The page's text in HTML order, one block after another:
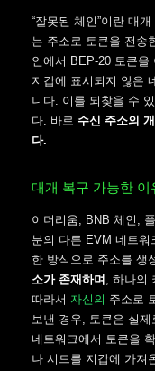
“잘못된 체인”이란 대
는 주소로 토큰을 전송
인에서 BEP-20 토큰을
지갑에 표시되지 않은
니다. 이를 되찾을 수
다. 바로 수신 주소의
다.
대개 복구 가능한 이
이더리움, BNB 체인,
분의 다른 EVM 네트워
한 방식으로 주소를 생
소가 존재하며 , 하나의
따라서 자신의 주소로
보낸 경우, 토큰은 실
네트워크에서 토큰을
나 시드를 지갑에 가져